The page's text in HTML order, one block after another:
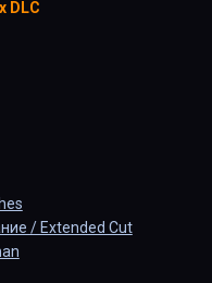
DLC
/ Extended Cut